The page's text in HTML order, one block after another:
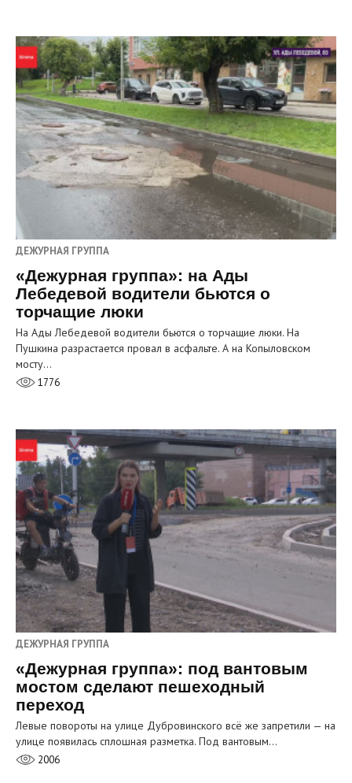
ДЕЖУРНАЯ ГРУППА
«Дежурная группа»: на Ады
Лебедевой водители бьются о
торчащие люки
На Ады Лебедевой водители бьются о торчащие люки. На
Пушкина разрастается провал в асфальте. А на Копыловском
мосту…
1776
ДЕЖУРНАЯ ГРУППА
«Дежурная группа»: под вантовым
мостом сделают пешеходный
переход
Левые повороты на улице Дубровинского всё же запретили — на
улице появилась сплошная разметка. Под вантовым…
2006